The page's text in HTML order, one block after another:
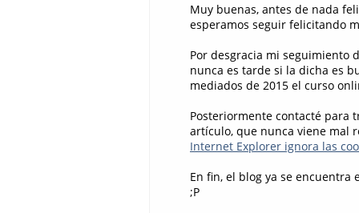
Muy buenas, antes de nada
esperamos seguir felicitando
Por desgracia mi seguimiento
nunca es tarde si la dicha es
mediados de 2015 el curso
Posteriormente contacté para
artículo, que nunca viene mal
Internet Explorer ignora las
En fin, el blog ya se
;P